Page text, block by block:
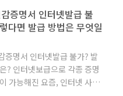
니다. 세무상 가지급금은 계
관계없이 법인이 특수관계인
을 대여한 것을 말합니다. 일
주주, 임원, 종업원 대여금
증명서 인터넷발급 불
다면 발급 방법은 무엇일
증명서 인터넷발급 불가? 발
? 인터넷보급으로 각종 증명
가능해진 요즘, 인터넷 사용